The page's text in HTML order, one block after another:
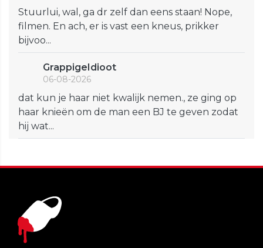
Stuurlui, wal, ga dr zelf dan eens staan! Nope,
filmen. En ach, er is vast een kneus, prikker
bijvoo...
GrappigeIdioot
06-08-2026
dat kun je haar niet kwalijk nemen., ze ging op
haar knieën om de man een BJ te geven zodat
hij wat...